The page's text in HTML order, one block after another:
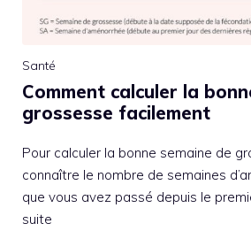
Santé
Comment calculer la
grossesse facilement
Pour calculer la bonne semaine de
connaître le nombre de semaines
que vous avez passé depuis le
suite